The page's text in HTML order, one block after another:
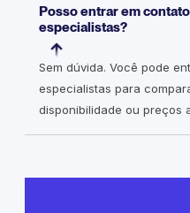
Posso entrar em
especialistas?
Sem dúvida. Você pode
especialistas para
disponibilidade ou preços